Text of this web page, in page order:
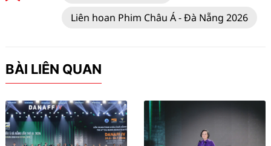
Liên hoan Phim Châu Á - Đà Nẵng 2026
BÀI LIÊN QUAN